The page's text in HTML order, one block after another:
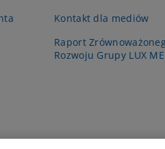
Kontakt dla mediów
Raport
Rozwoju Grupy LUX